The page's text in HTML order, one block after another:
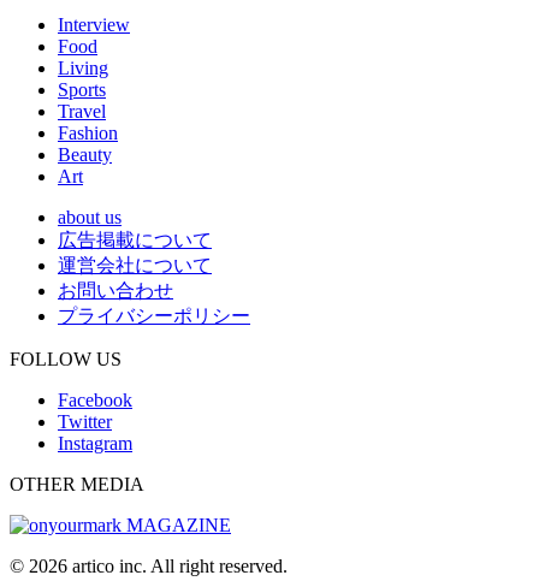
Interview
Food
Living
Sports
Travel
Fashion
Beauty
Art
about us
広告掲載について
運営会社について
お問い合わせ
プライバシーポリシー
FOLLOW US
Facebook
Twitter
Instagram
OTHER MEDIA
© 2026 artico inc. All right reserved.